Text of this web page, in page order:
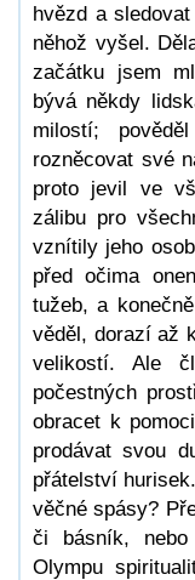
hvězd a
něhož vyšel.
začátku jsem
bývá někdy
milostí;
rozněcovat své
proto jevil ve
zálibu pro
vznítily jeho
před očima
tužeb, a
věděl, dorazí až
velikostí. Ale
počestných
obracet k
prodávat svou
přátelství
věčné spásy?
či básník,
Olympu